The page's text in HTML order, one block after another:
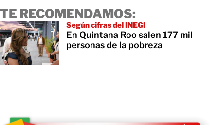
TE RECOMENDAMOS:
Según cifras del INEGI
En Quintana Roo salen 177 mil
personas de la pobreza